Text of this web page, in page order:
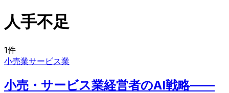
人手不足
1件
小売業サービス業
小売・サービス業経営者のAI戦略——